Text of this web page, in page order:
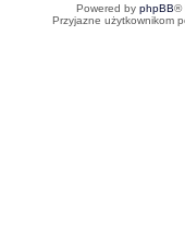
Powered by phpBB®
Przyjazne użytkownikom